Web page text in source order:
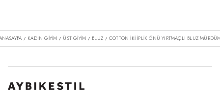
/ KADIN GİYİM / ÜST GİYİM / BLUZ / COTTON İKI İPLIK ÖNÜ YIRTMAÇLI BLUZ